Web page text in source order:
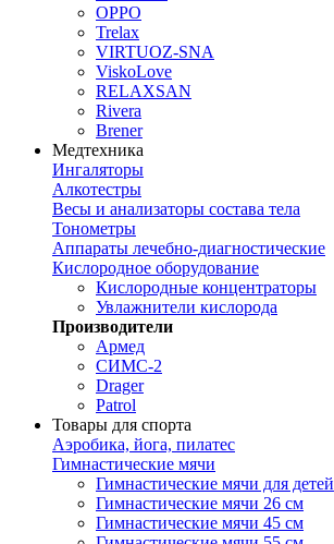
OPPO
Trelax
VIRTUOZ-SNA
ViskoLove
RELAXSAN
Rivera
Brener
Медтехника
Ингаляторы
Алкотестры
Весы и анализаторы состава тела
Тонометры
Аппараты лечебно-диагностические
Кислородное оборудование
Кислородные концентраторы
Увлажнители кислорода
Производители
Армед
СИМС-2
Drager
Patrol
Товары для спорта
Аэробика, йога, пилатес
Гимнастические мячи
Гимнастические мячи для детей
Гимнастические мячи 26 см
Гимнастические мячи 45 см